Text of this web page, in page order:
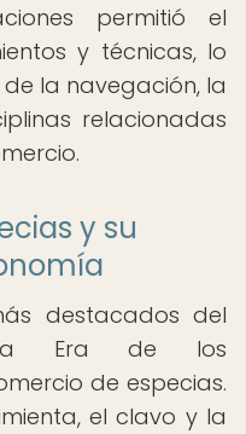
permitió el
y técnicas, lo
la navegación, la
relacionadas
y su
destacados del
la Era de los
de especias.
el clavo y la